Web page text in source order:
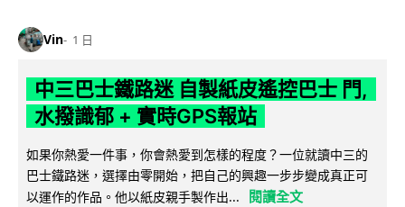
Vin 1 日
中三巴士鐵路迷 自製紙皮遙控巴士 門,
水撥識郁 + 實時GPS報站
如果你熱愛一件事，你會熱愛到怎樣的程度？一位就讀中三的
巴士鐵路迷，選擇由零開始，把自己的興趣一步步變成真正可
以運作的作品。他以紙皮親手製作出...
閱讀全文